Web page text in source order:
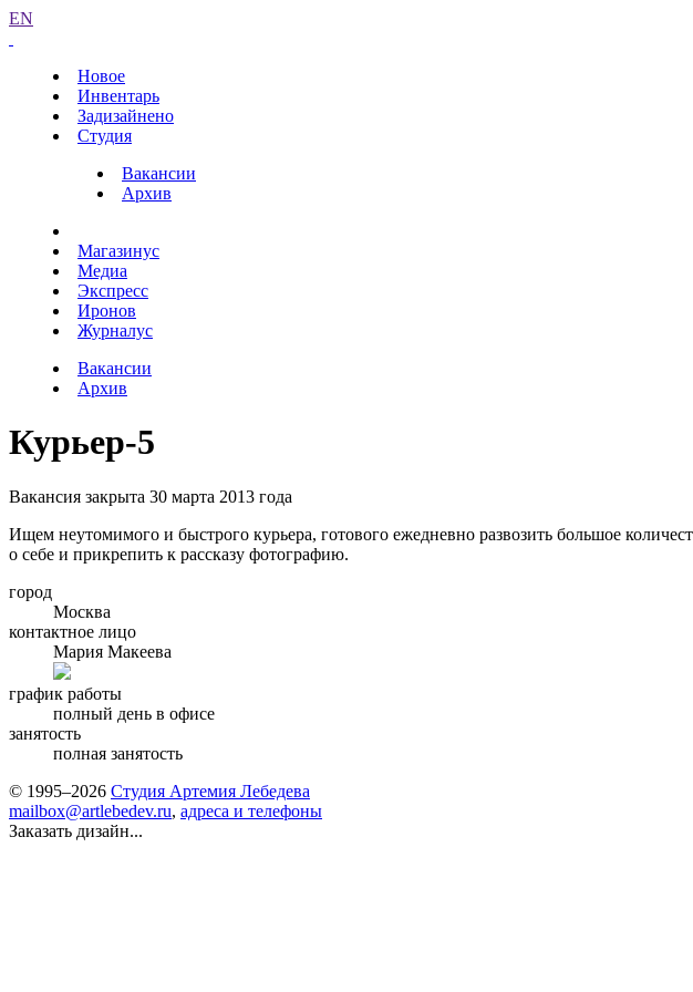
EN
Новое
Инвентарь
Задизайнено
Студия
Вакансии
Архив
Магазинус
Медиа
Экспресс
Иронов
Журналус
Вакансии
Архив
Курьер-5
Вакансия закрыта 30 марта 2013 года
Ищем неутомимого и быстрого курьера, готового ежедневно развозить большое
о себе и прикрепить к рассказу фотографию.
город
Москва
контактное лицо
Мария Макеева
график работы
полный день в офисе
занятость
полная занятость
© 1995–2026 Студия Артемия Лебедева
mailbox@artlebedev.ru, адреса и телефоны
Заказать дизайн...